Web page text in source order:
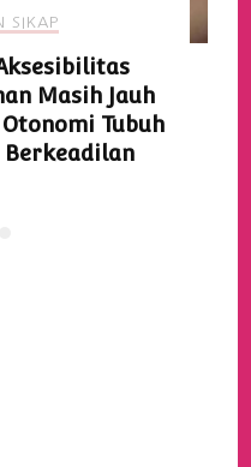
SIKAP
Masih Jauh
Tubuh
Berkeadilan